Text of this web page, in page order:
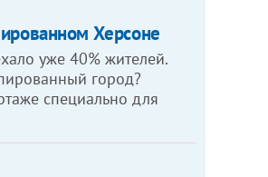
Херсоне
уже 40% жителей.
город?
специально для